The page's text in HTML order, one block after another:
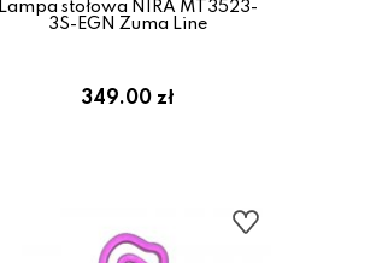
Lampa stołowa NIRA MT3523-
3S-EGN Zuma Line
349.00 zł